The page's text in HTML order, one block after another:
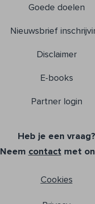
Goede doelen
Nieuwsbrief
Disclaimer
E-books
Partner login
Heb je een vraag?
Neem contact met
Cookies